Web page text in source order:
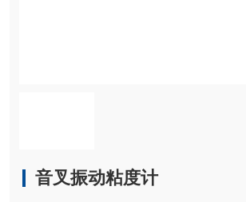
音叉振动粘度计